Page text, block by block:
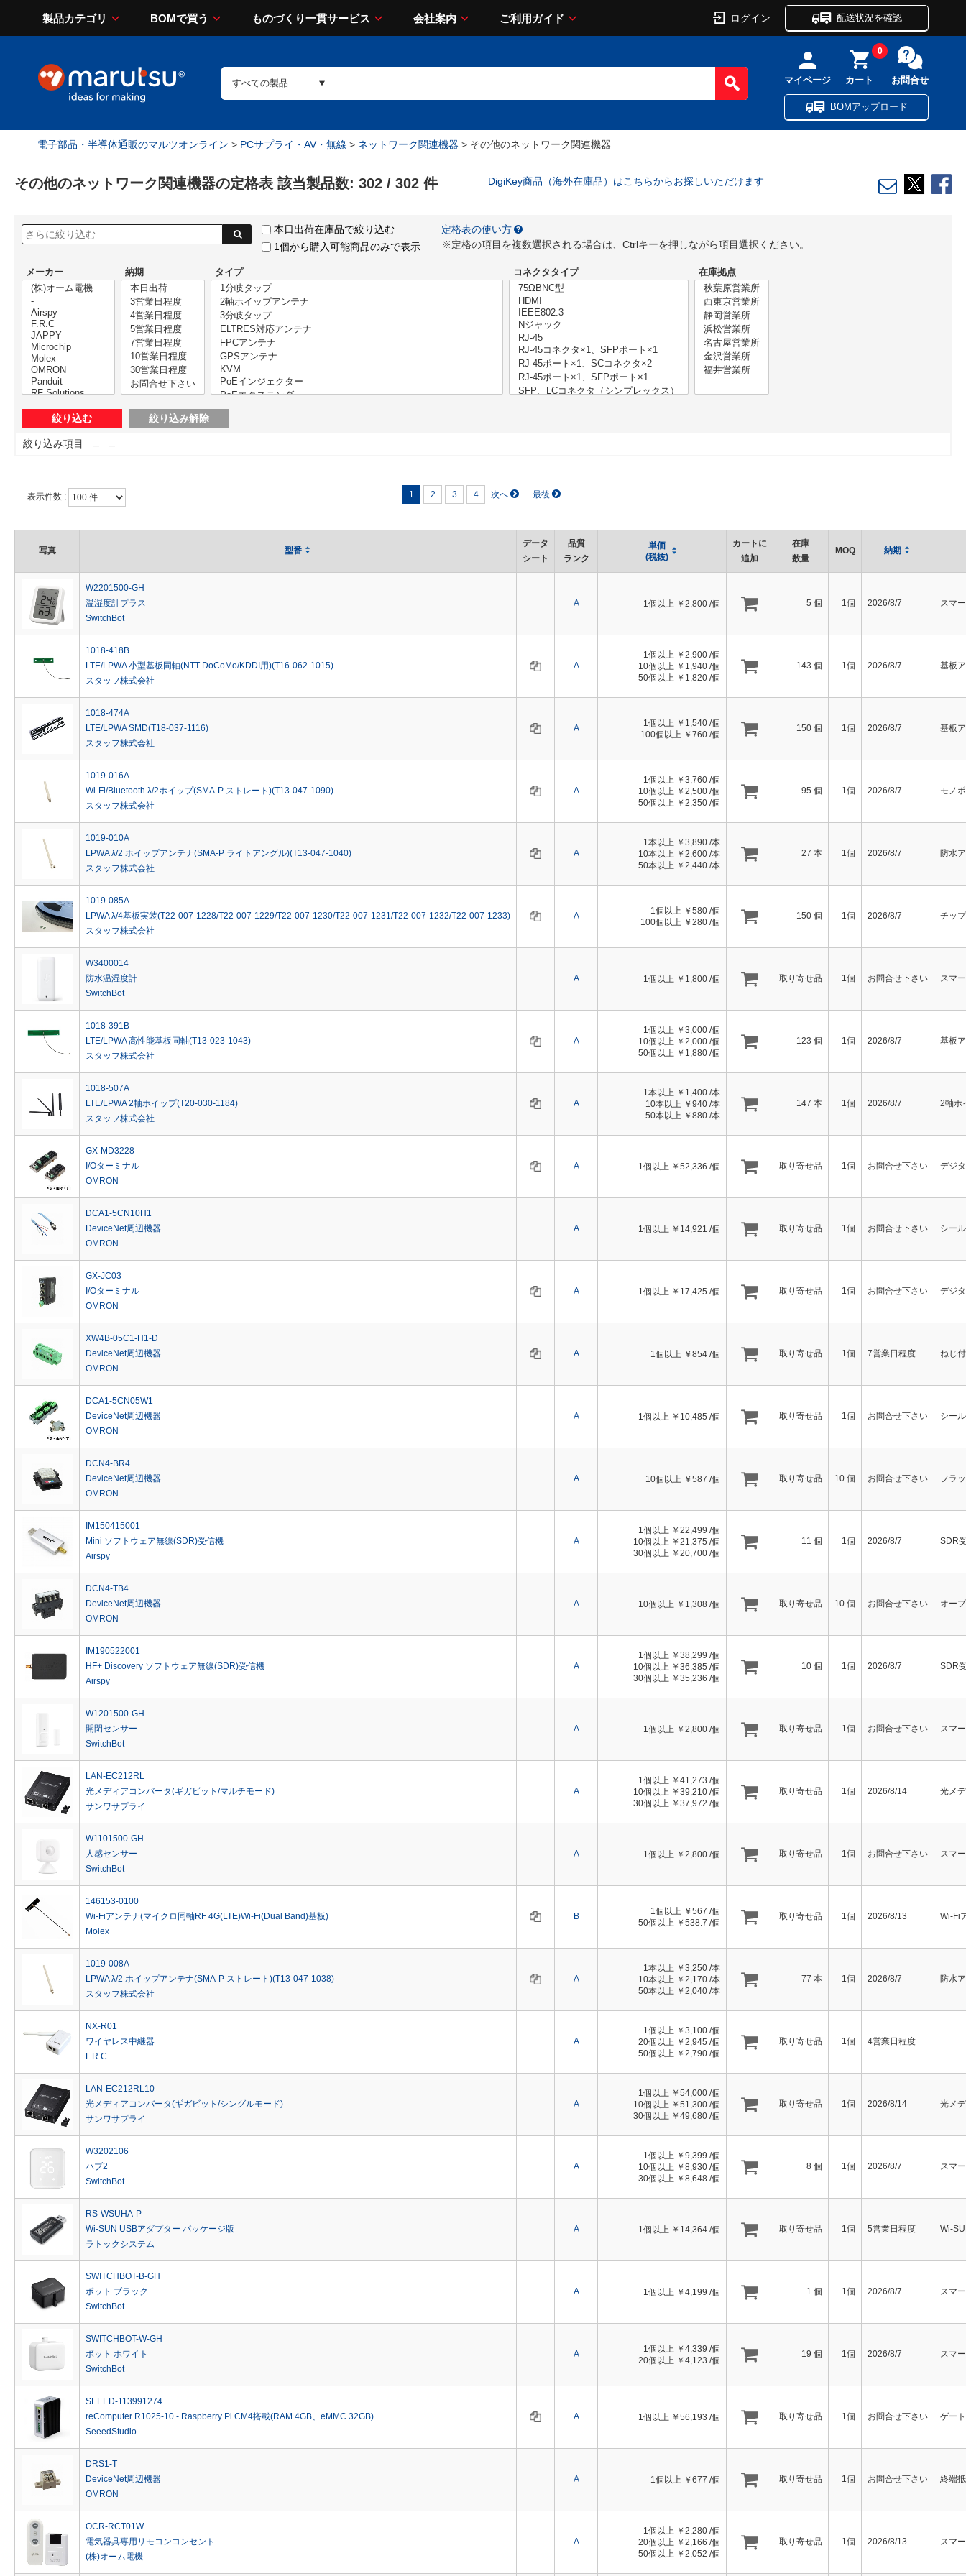
製品カテゴリ BOMで買う ものづくり一貫サービス 会社案内 ご利用ガイド ログイン 配送状況を確認
マイページ カート
0
お問合せ
BOMアップロード
電子部品・半導体通販のマルツオンライン > PCサプライ・AV・無線 > ネットワーク関連機器 > その他のネットワーク関連機器
その他のネットワーク関連機器の定格表 該当製品数: 302 / 302 件 DigiKey商品（海外在庫品）はこちらからお探しいただけます
本日出荷在庫品で絞り込む
1個から購入可能商品のみで表示
定格表の使い方
※定格の項目を複数選択される場合は、Ctrlキーを押しながら項目選択ください。
メーカー 納期 タイプ コネクタタイプ 在庫拠点
絞り込み項目
表示件数 : 1 2 3 4
写真 型番
データ
シート
品質
ランク
単価
(税抜)
カートに
追加
在庫
数量
MOQ 納期
W2201500-GH
温湿度計プラス
SwitchBot
A 1個以上 ￥ 2,800 /個 5 個 1個 2026/8/7 スマ
1018-418B
LTE/LPWA 小型基板同軸(NTT DoCoMo/KDDI用)(T16-062-1015)
スタッフ株式会社
A
1個以上 ￥ 2,900 /個
10個以上 ￥ 1,940 /個
50個以上 ￥ 1,820 /個
143 個 1個 2026/8/7 基板
1018-474A
LTE/LPWA SMD(T18-037-1116)
スタッフ株式会社
A 1個以上 ￥ 1,540 /個
100個以上 ￥ 760 /個
150 個 1個 2026/8/7 基板
1019-016A
Wi-Fi/Bluetooth λ/2ホイップ(SMA-P ストレート)(T13-047-1090)
スタッフ株式会社
A
1個以上 ￥ 3,760 /個
10個以上 ￥ 2,500 /個
50個以上 ￥ 2,350 /個
95 個 1個 2026/8/7 モノ
1019-010A
LPWA λ/2 ホイップアンテナ(SMA-P ライトアングル)(T13-047-1040)
スタッフ株式会社
A
1本以上 ￥ 3,890 /本
10本以上 ￥ 2,600 /本
50本以上 ￥ 2,440 /本
27 本 1個 2026/8/7 防水
1019-085A
LPWA λ/4基板実装(T22-007-1228/T22-007-1229/T22-007-1230/T22-007-1231/T22-007-1232/T22-007-1233)
スタッフ株式会社
A 1個以上 ￥ 580 /個
100個以上 ￥ 280 /個
150 個 1個 2026/8/7 チッ
W3400014
防水温湿度計
SwitchBot
A 1個以上 ￥ 1,800 /個 取り寄せ品 1個 お問合せ下さい スマ
1018-391B
LTE/LPWA 高性能基板同軸(T13-023-1043)
スタッフ株式会社
A
1個以上 ￥ 3,000 /個
10個以上 ￥ 2,000 /個
50個以上 ￥ 1,880 /個
123 個 1個 2026/8/7 基板
1018-507A
LTE/LPWA 2軸ホイップ(T20-030-1184)
スタッフ株式会社
A
1本以上 ￥ 1,400 /本
10本以上 ￥ 940 /本
50本以上 ￥ 880 /本
147 本 1個 2026/8/7 2軸ホ
GX-MD3228
I/Oターミナル
OMRON
A 1個以上 ￥ 52,336 /個 取り寄せ品 1個 お問合せ下さい デジ
DCA1-5CN10H1
DeviceNet周辺機器
OMRON
A 1個以上 ￥ 14,921 /個 取り寄せ品 1個 お問合せ下さい シー
GX-JC03
I/Oターミナル
OMRON
A 1個以上 ￥ 17,425 /個 取り寄せ品 1個 お問合せ下さい デジ
XW4B-05C1-H1-D
DeviceNet周辺機器
OMRON
A 1個以上 ￥ 854 /個 取り寄せ品 1個 7営業日程度 ねじ
DCA1-5CN05W1
DeviceNet周辺機器
OMRON
A 1個以上 ￥ 10,485 /個 取り寄せ品 1個 お問合せ下さい シー
DCN4-BR4
DeviceNet周辺機器
OMRON
A 10個以上 ￥ 587 /個 取り寄せ品 10 個 お問合せ下さい フラ
IM150415001
Mini ソフトウェア無線(SDR)受信機
Airspy
A
1個以上 ￥ 22,499 /個
10個以上 ￥ 21,375 /個
30個以上 ￥ 20,700 /個
11 個 1個 2026/8/7 SDR
DCN4-TB4
DeviceNet周辺機器
OMRON
A 10個以上 ￥ 1,308 /個 取り寄せ品 10 個 お問合せ下さい オー
IM190522001
HF+ Discovery ソフトウェア無線(SDR)受信機
Airspy
A
1個以上 ￥ 38,299 /個
10個以上 ￥ 36,385 /個
30個以上 ￥ 35,236 /個
10 個 1個 2026/8/7 SDR
W1201500-GH
開閉センサー
SwitchBot
A 1個以上 ￥ 2,800 /個 取り寄せ品 1個 お問合せ下さい スマ
LAN-EC212RL
光メディアコンバータ(ギガビット/マルチモード)
サンワサプライ
A
1個以上 ￥ 41,273 /個
10個以上 ￥ 39,210 /個
30個以上 ￥ 37,972 /個
取り寄せ品 1個 2026/8/14 光メ
W1101500-GH
人感センサー
SwitchBot
A 1個以上 ￥ 2,800 /個 取り寄せ品 1個 お問合せ下さい スマ
146153-0100
Wi-Fiアンテナ(マイクロ同軸RF 4G(LTE)Wi-Fi(Dual Band)基板)
Molex
B 1個以上 ￥ 567 /個
50個以上 ￥ 538.7 /個
取り寄せ品 1個 2026/8/13 Wi-Fi
1019-008A
LPWA λ/2 ホイップアンテナ(SMA-P ストレート)(T13-047-1038)
スタッフ株式会社
A
1本以上 ￥ 3,250 /本
10本以上 ￥ 2,170 /本
50本以上 ￥ 2,040 /本
77 本 1個 2026/8/7 防水
NX-R01
ワイヤレス中継器
F.R.C
A
1個以上 ￥ 3,100 /個
20個以上 ￥ 2,945 /個
50個以上 ￥ 2,790 /個
取り寄せ品 1個 4営業日程度
LAN-EC212RL10
光メディアコンバータ(ギガビット/シングルモード)
サンワサプライ
A
1個以上 ￥ 54,000 /個
10個以上 ￥ 51,300 /個
30個以上 ￥ 49,680 /個
取り寄せ品 1個 2026/8/14 光メ
W3202106
ハブ2
SwitchBot
A
1個以上 ￥ 9,399 /個
10個以上 ￥ 8,930 /個
30個以上 ￥ 8,648 /個
8 個 1個 2026/8/7 スマ
RS-WSUHA-P
Wi-SUN USBアダプター パッケージ版
ラトックシステム
A 1個以上 ￥ 14,364 /個 取り寄せ品 1個 5営業日程度 Wi-
SWITCHBOT-B-GH
ボット ブラック
SwitchBot
A 1個以上 ￥ 4,199 /個 1 個 1個 2026/8/7 スマ
SWITCHBOT-W-GH
ボット ホワイト
SwitchBot
A 1個以上 ￥ 4,339 /個
20個以上 ￥ 4,123 /個
19 個 1個 2026/8/7 スマ
SEEED-113991274
reComputer R1025-10 - Raspberry Pi CM4搭載(RAM 4GB、eMMC 32GB)
SeeedStudio
A 1個以上 ￥ 56,193 /個 取り寄せ品 1個 お問合せ下さい ゲー
DRS1-T
DeviceNet周辺機器
OMRON
A 1個以上 ￥ 677 /個 取り寄せ品 1個 お問合せ下さい 終端
OCR-RCT01W
電気器具専用リモコンコンセント
(株)オーム電機
A
1個以上 ￥ 2,280 /個
20個以上 ￥ 2,166 /個
50個以上 ￥ 2,052 /個
取り寄せ品 1個 2026/8/13 スマ